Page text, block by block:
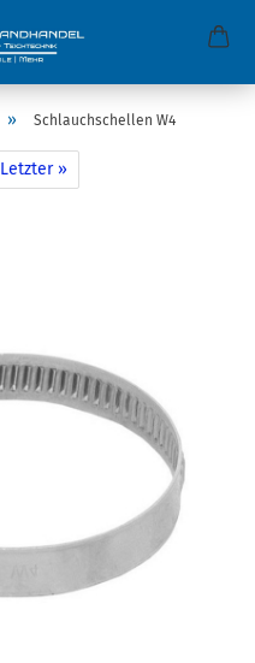
» Schlauchschellen W4
Letzter »